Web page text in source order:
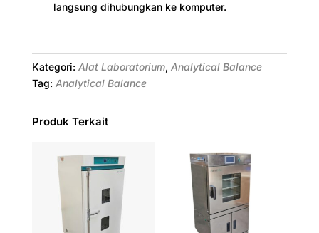
langsung dihubungkan ke komputer.
Kategori: Alat Laboratorium, Analytical Balance
Tag: Analytical Balance
Produk Terkait